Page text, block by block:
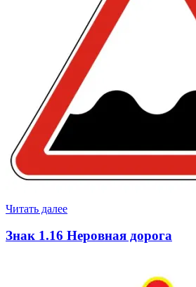
Читать далее
Знак 1.16 Неровная дорога